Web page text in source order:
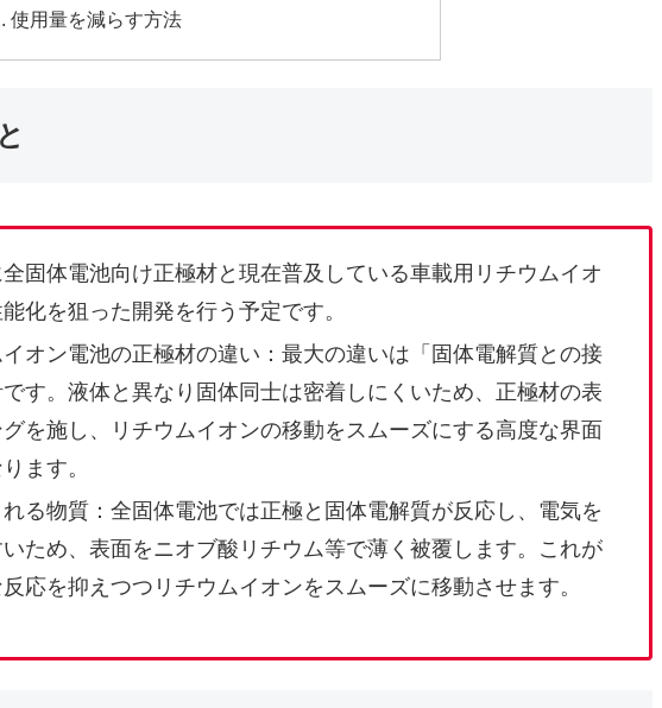
使用量を減らす方法
固体電池向け正極材と現在普及している車載用リチウムイオ
化を狙った開発を行う予定です。
オン電池の正極材の違い：最大の違いは「固体電解質との接
す。液体と異なり固体同士は密着しにくいため、正極材の表
を施し、リチウムイオンの移動をスムーズにする高度な界面
ます。
る物質：全固体電池では正極と固体電解質が反応し、電気を
ため、表面をニオブ酸リチウム等で薄く被覆します。これが
応を抑えつつリチウムイオンをスムーズに移動させます。